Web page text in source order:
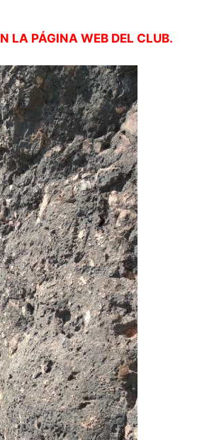
LA PÁGINA WEB DEL CLUB.